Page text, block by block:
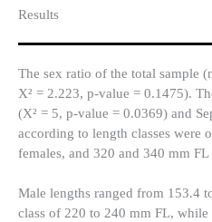
Results​
The sex ratio of the total sample
X² = 2.223, p-value = 0.1475).
(X² = 5, p-value = 0.0369) and
according to length classes were
females, and 320 and 340 mm
Male lengths ranged from 153.4
class of 220 to 240 mm FL,